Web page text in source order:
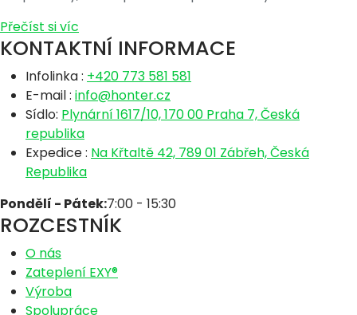
Přečíst si víc
KONTAKTNÍ INFORMACE
Infolinka : +420 773 581 581
E-mail : info@honter.cz
Sídlo: Plynární 1617/10, 170 00 Praha 7, Česká
republika
Expedice : Na Křtaltě 42, 789 01 Zábřeh, Česká
Republika
Pondělí - Pátek:7:00 - 15:30
ROZCESTNÍK
O nás
Zateplení EXY®
Výroba
Spolupráce